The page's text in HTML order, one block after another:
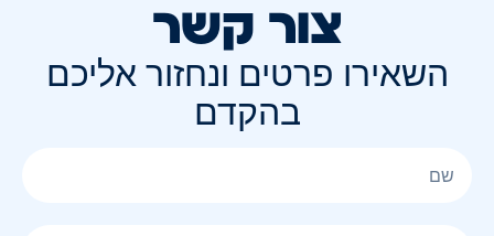
צור קשר
השאירו פרטים ונחזור אליכם
בהקדם